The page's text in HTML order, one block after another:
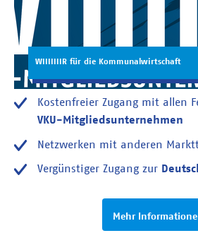
WIIIIIIIR für die Kommunalwirtschaft
Kostenfreier Zugang mit allen
VKU-Mitgliedsunternehmen
Netzwerken mit anderen
Vergünstiger Zugang zur
Mehr